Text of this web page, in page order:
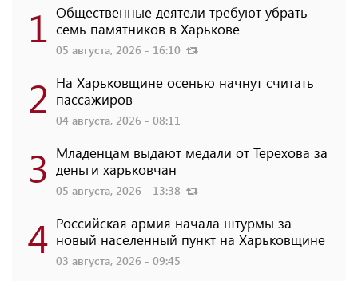
1 Общественные деятели требуют убрать
семь памятников в Харькове
05 августа, 2026 - 16:10
2 На Харьковщине осенью начнут считать
пассажиров
04 августа, 2026 - 08:11
3 Младенцам выдают медали от Терехова за
деньги харьковчан
05 августа, 2026 - 13:38
4 Российская армия начала штурмы за
новый населенный пункт на Харьковщине
03 августа, 2026 - 09:45